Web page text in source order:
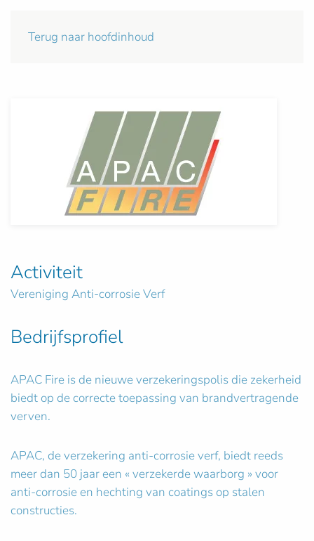
Terug naar hoofdinhoud
Activiteit
Vereniging Anti-corrosie Verf
Bedrijfsprofiel
APAC Fire is de nieuwe verzekeringspolis die zekerheid
biedt op de correcte toepassing van brandvertragende
verven.
APAC, de verzekering anti-corrosie verf, biedt reeds
meer dan 50 jaar een « verzekerde waarborg » voor
anti-corrosie en hechting van coatings op stalen
constructies.